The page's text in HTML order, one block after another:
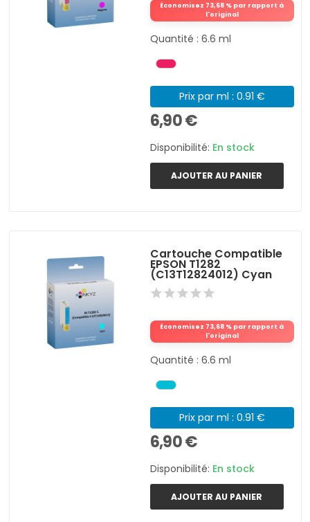
Économisez 73,68 % par rapport à
l'original
Quantité : 6.6 ml
Prix par ml : 0.91 €
6,90 €
Disponibilité: En stock
AJOUTER AU PANIER
Cartouche Compatible
EPSON T1282
(C13T12824012) Cyan
Économisez 73,68 % par rapport à
l'original
Quantité : 6.6 ml
Prix par ml : 0.91 €
6,90 €
Disponibilité: En stock
AJOUTER AU PANIER